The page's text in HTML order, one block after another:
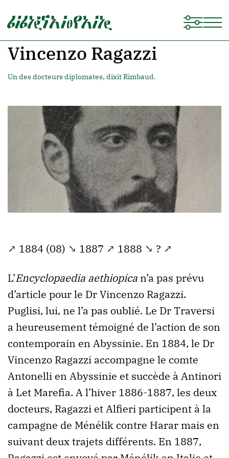
Vincenzo Ragazzi
Un des docteurs diplomates, dixit Rimbaud.
↗ 1884 (08) ↘ 1887 ↗ 1888 ↘ ? ↗
L’Encyclopaedia aethiopica n’a pas prévu
d’article pour le Dr Vincenzo Ragazzi.
Puglisi, lui, ne l’a pas oublié. Le Dr Traversi
a heureusement témoigné de l’action de son
contemporain en Abyssinie. En 1884, le Dr
Vincenzo Ragazzi accompagne le comte
Antonelli en Abyssinie et succède à Antinori
à Let Marefia. A l’hiver 1886-1887, les deux
docteurs, Ragazzi et Alfieri participent à la
campagne de Ménélik contre Harar mais en
suivant deux trajets différents. En 1887,